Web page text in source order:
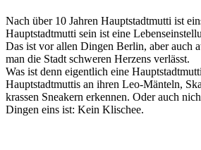
Nach über 10 Jahren Hauptstadtmutti ist
Hauptstadtmutti sein ist eine
Das ist vor allen Dingen Berlin, aber auch
man die Stadt schweren Herzens verlässt.
Was ist denn eigentlich eine
Hauptstadtmuttis an ihren Leo-Mänteln,
krassen Sneakern erkennen. Oder auch
Dingen eins ist: Kein Klischee.